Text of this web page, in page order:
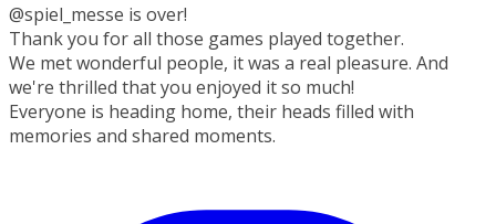
@spiel_messe is over!
Thank you for all those games played together.
We met wonderful people, it was a real pleasure. And
we're thrilled that you enjoyed it so much!
Everyone is heading home, their heads filled with
memories and shared moments.